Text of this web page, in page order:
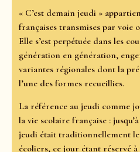
« C’est demain jeudi »
françaises transmises par voie
Elle s’est perpétuée dans les
génération en génération,
variantes régionales dont la
l’une des formes recueillies.
La référence au jeudi comme
la vie scolaire française :
jeudi était traditionnellement
écoliers, ce jour étant réservé